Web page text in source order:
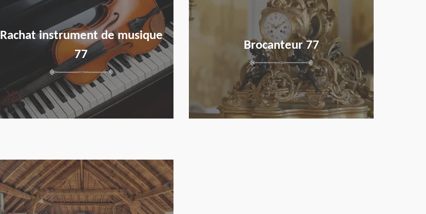
Rachat instrument de musique
77
Brocanteur 77
en savoir plus